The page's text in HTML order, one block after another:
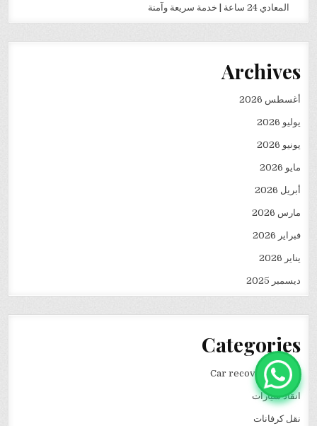
المعادي 24 ساعة | خدمة سريعة وآمنة
Archives
أغسطس 2026
يوليو 2026
يونيو 2026
مايو 2026
أبريل 2026
مارس 2026
فبراير 2026
يناير 2026
ديسمبر 2025
Categories
Car recovery winch
انقاذ سيارات
نقل كرفانات